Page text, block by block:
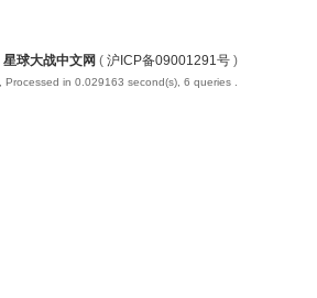
星球大战中文网 ( 沪ICP备09001291号 )
, Processed in 0.029163 second(s), 6 queries .